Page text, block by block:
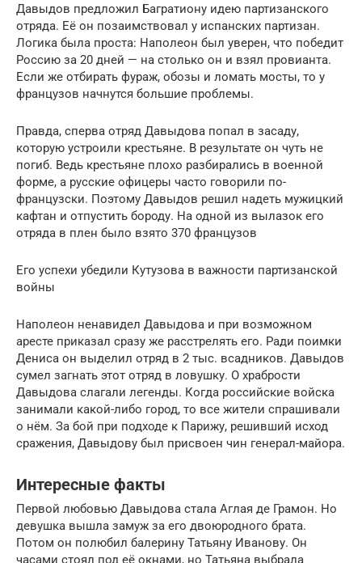
Давыдов предложил Багратиону идею партизанского
отряда. Её он позаимствовал у испанских партизан.
Логика была проста: Наполеон был уверен, что победит
Россию за 20 дней — на столько он и взял провианта.
Если же отбирать фураж, обозы и ломать мосты, то у
французов начнутся большие проблемы.
Правда, сперва отряд Давыдова попал в засаду,
которую устроили крестьяне. В результате он чуть не
погиб. Ведь крестьяне плохо разбирались в военной
форме, а русские офицеры часто говорили по-
французски. Поэтому Давыдов решил надеть мужицкий
кафтан и отпустить бороду. На одной из вылазок его
отряда в плен было взято 370 французов
Его успехи убедили Кутузова в важности партизанской
войны
Наполеон ненавидел Давыдова и при возможном
аресте приказал сразу же расстрелять его. Ради поимки
Дениса он выделил отряд в 2 тыс. всадников. Давыдов
сумел загнать этот отряд в ловушку. О храбрости
Давыдова слагали легенды. Когда российские войска
занимали какой-либо город, то все жители спрашивали
о нём. За бой при подходе к Парижу, решивший исход
сражения, Давыдову был присвоен чин генерал-майора.
Интересные факты
Первой любовью Давыдова стала Аглая де Грамон. Но
девушка вышла замуж за его двоюродного брата.
Потом он полюбил балерину Татьяну Иванову. Он
часами стоял под её окнами, но Татьяна выбрала